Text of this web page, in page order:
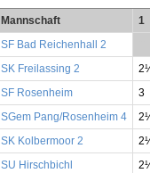
Mannschaft
1
SF Bad Reichenhall 2
SK Freilassing 2
SF Rosenheim
3
SGem Pang/Rosenheim 4
SK Kolbermoor 2
SU Hirschbichl